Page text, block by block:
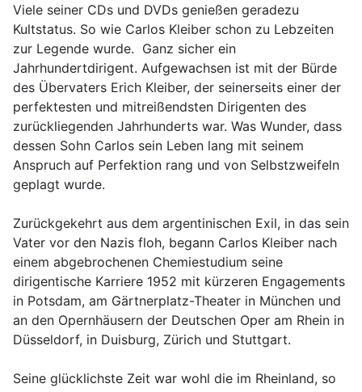
Viele seiner CDs und DVDs genießen geradezu
Kultstatus. So wie Carlos Kleiber schon zu Lebzeiten
zur Legende wurde. Ganz sicher ein
Jahrhundertdirigent. Aufgewachsen ist mit der Bürde
des Übervaters Erich Kleiber, der seinerseits einer der
perfektesten und mitreißendsten Dirigenten des
zurückliegenden Jahrhunderts war. Was Wunder, dass
dessen Sohn Carlos sein Leben lang mit seinem
Anspruch auf Perfektion rang und von Selbstzweifeln
geplagt wurde.
Zurückgekehrt aus dem argentinischen Exil, in das sein
Vater vor den Nazis floh, begann Carlos Kleiber nach
einem abgebrochenen Chemiestudium seine
dirigentische Karriere 1952 mit kürzeren Engagements
in Potsdam, am Gärtnerplatz-Theater in München und
an den Opernhäusern der Deutschen Oper am Rhein in
Düsseldorf, in Duisburg, Zürich und Stuttgart.
Seine glücklichste Zeit war wohl die im Rheinland, so